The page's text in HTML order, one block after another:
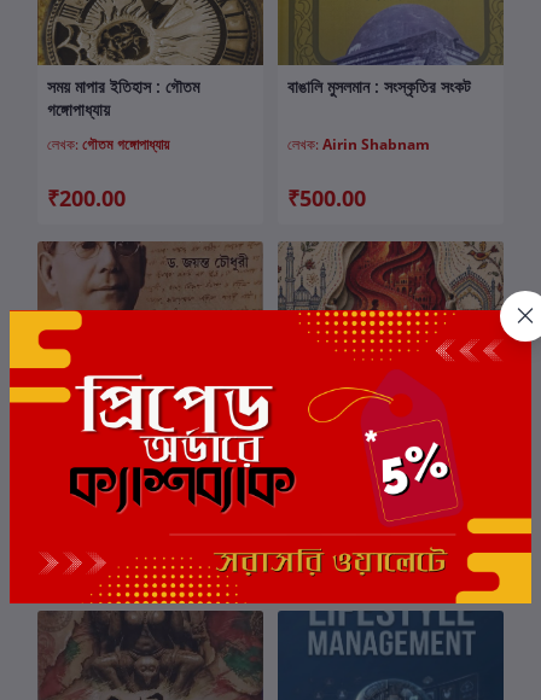
কার্টে যোগ করুন
সময় মাপার ইতিহাস : গৌতম
গঙ্গোপাধ্যায়
লেখক: গৌতম গঙ্গোপাধ্যায়
₹200.00
কার্টে যোগ করুন
বাঙালি মুসলমান : সংস্কৃতির সংকট
লেখক: Airin Shabnam
₹500.00
কার্টে যোগ করুন
দেশবন্ধুর সুভাষ : ড. জয়ন্ত চৌধুরী
ডাঃ. জয়ন্ত চৌধুরী
₹300.00
কার্টে যোগ করুন
নকশিকাঁথার রহস্য
প্রদীপ্তা রায়চৌধুরী সেন
₹300.00